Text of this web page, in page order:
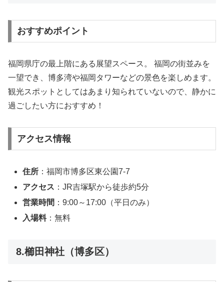
おすすめポイント
福岡県庁の最上階にある展望スペース。 福岡の街並みを
一望でき、博多湾や福岡タワーなどの景色を楽しめます。
観光スポットとしてはあまり知られていないので、静かに
過ごしたい方におすすめ！
アクセス情報
住所 ：福岡市博多区東公園7-7
アクセス ：JR吉塚駅から徒歩約5分
営業時間 ：9:00～17:00（平日のみ）
入場料：無料
8.櫛田神社（博多区）